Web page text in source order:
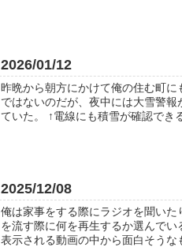
2026/01/12
昨晩から朝方にかけて俺の住む町
ではないのだが、夜中には大雪警
ていた。 ↑電線にも積雪が確認でき
2025/12/08
俺は家事をする際にラジオを聞い
を流す際に何を再生するか選んで
表示される動画の中から面白そうな